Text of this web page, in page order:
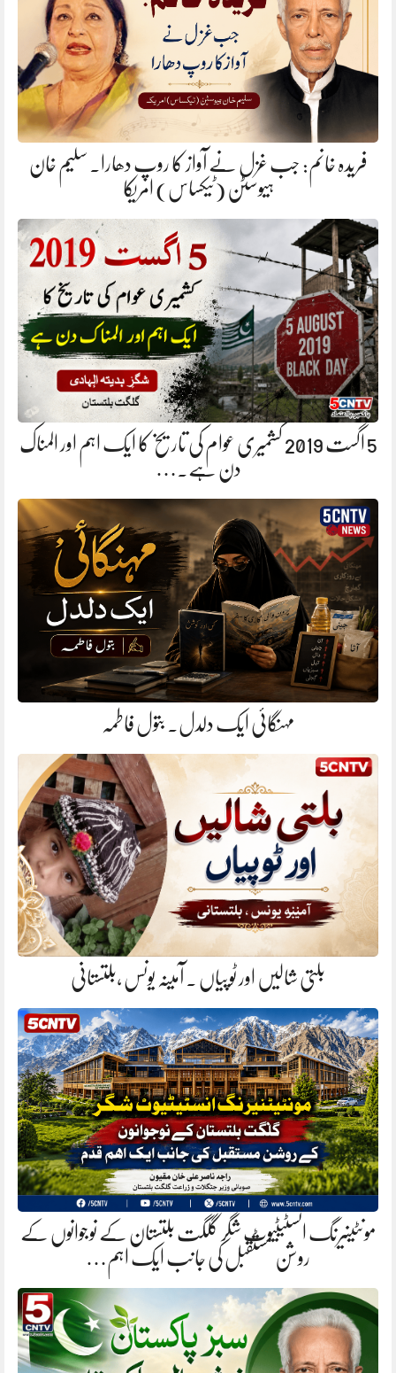
فریدہ خانم: جب غزل نے آواز کا روپ دھارا. سلیم خان
ہیوسٹن (ٹیکساس) امریکا
5 اگست 2019 کشمیری عوام کی تاریخ کا ایک اہم اور المناک
دن ہے.…
مہنگائی ایک دلدل. بتول فاطمہ
بلتی شالیں اور ٹوپیاں . آمینہ یونس ،بلتستانی
مونٹینیرنگ انسٹیٹیوٹ شگر گلگت بلتستان کے نوجوانوں کے
روشن مستقبل کی جانب ایک اہم…